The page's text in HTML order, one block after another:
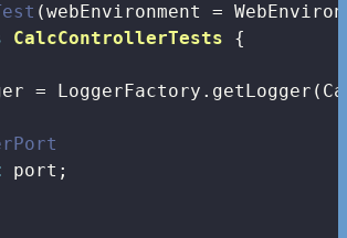
CalcControllerTests {
=
port;